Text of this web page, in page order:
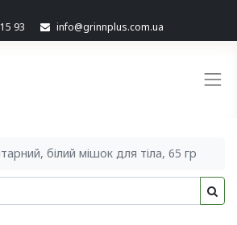
93 info@grinnplus.com.ua
білий мішок для тіла, 65 гр